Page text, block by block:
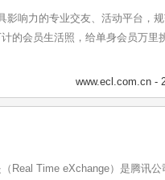
影响力的专业交友、活动平台，
的会员生活照，给单身会员万里
www.ecl.com.cn -
Real Time eXchange）是腾讯